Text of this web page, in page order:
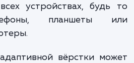
адаптивной вёрстки
ваши потребности и